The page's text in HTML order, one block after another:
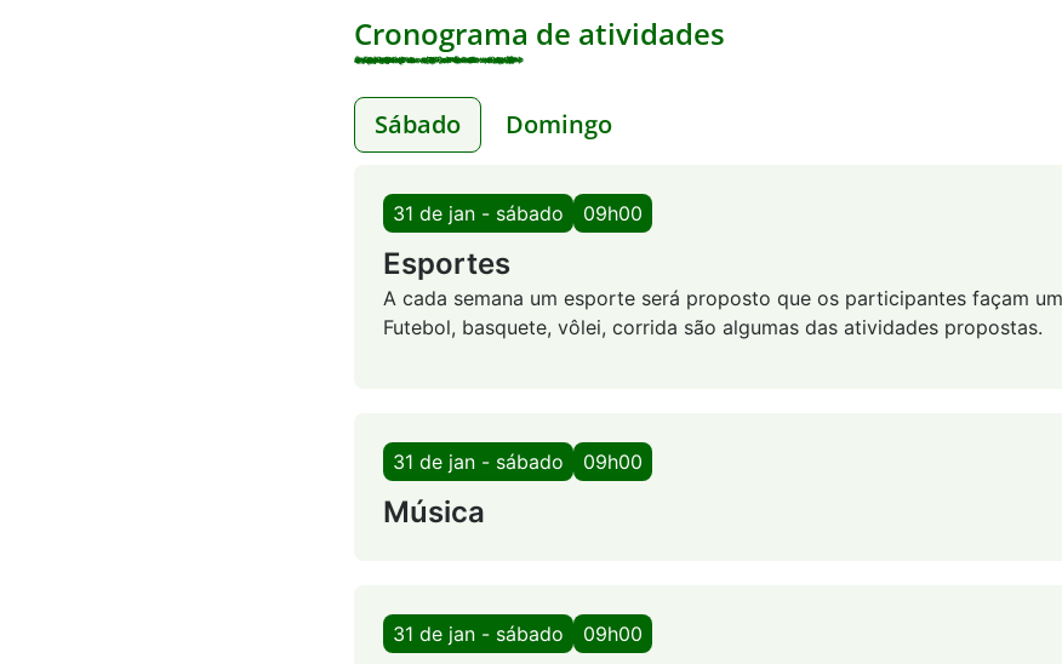
Cronograma de atividades
Sábado Domingo
31 de jan - sábado 09h00
Esportes
A cada semana um esporte será proposto que os participantes façam
Futebol, basquete, vôlei, corrida são algumas das atividades propostas.
31 de jan - sábado 09h00
Música
31 de jan - sábado 09h00